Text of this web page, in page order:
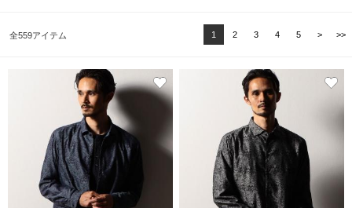
全559アイテム 1 2 3 4 5 > >>